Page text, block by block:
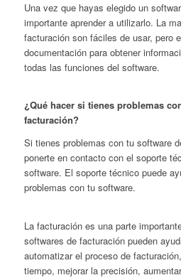
Una vez que hayas elegido un
importante aprender a utilizarlo. La
facturación son fáciles de usar, pero
documentación para obtener
todas las funciones del software.
¿Qué hacer si tienes problemas
facturación?
Si tienes problemas con tu software
ponerte en contacto con el soporte
software. El soporte técnico puede
problemas con tu software.
La facturación es una parte
softwares de facturación pueden
automatizar el proceso de
tiempo, mejorar la precisión,